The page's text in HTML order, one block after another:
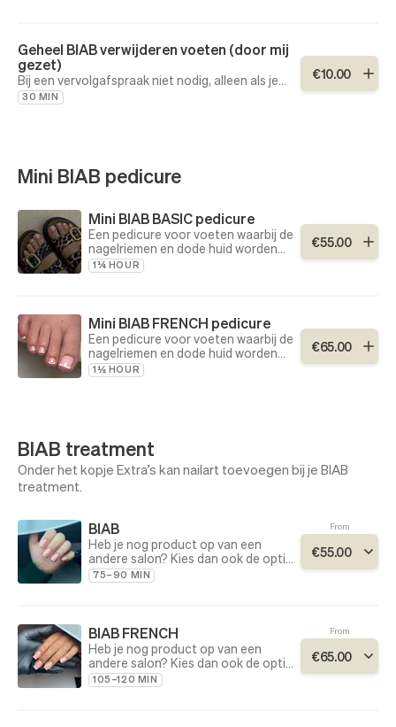
Geheel BIAB verwijderen voeten (door mij
gezet)
Bij een vervolgafspraak niet nodig, alleen als je
het geheel wilt laten verwijderen!
30 MIN
€10.00
Mini BIAB pedicure
Mini BIAB BASIC pedicure
Een pedicure voor voeten waarbij de
nagelriemen en dode huid worden
verwijderd (geen eelt) schimmel-,
kalk- of bacteriële infecties worden
1¼ HOUR
€55.00
Mini BIAB FRENCH pedicure
Een pedicure voor voeten waarbij de
nagelriemen en dode huid worden
verwijderd (geen eelt) schimmel-,
kalk- of bacteriële infecties worden
1½ HOUR
€65.00
BIAB treatment
Onder het kopje Extra’s kan nailart toevoegen bij je BIAB
treatment.
BIAB
Heb je nog product op van een
andere salon? Kies dan ook de optie
product verwijderen (andere salon).
De duur van de behandeling kan
75–90 MIN
From
€55.00
BIAB FRENCH
Heb je nog product op van een
andere salon? Kies dan ook de optie
product verwijderen (andere salon).
De duur van de behandeling kan
105–120 MIN
From
€65.00